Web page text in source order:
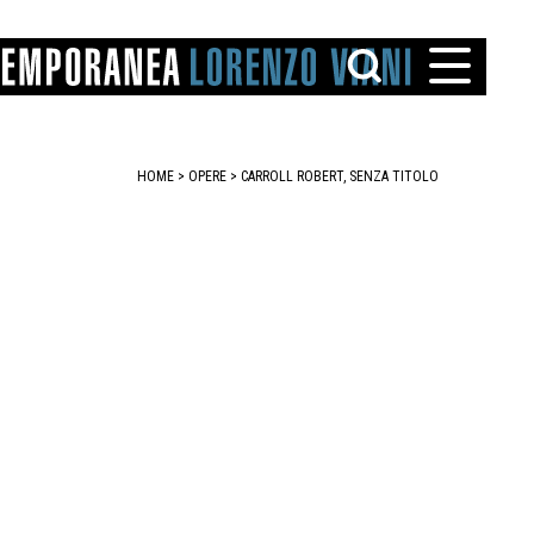
HOME > OPERE > CARROLL ROBERT, SENZA TITOLO